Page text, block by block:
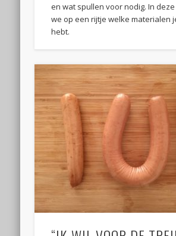
en wat spullen voor nodig. In
we op een rijtje welke materialen
hebt.